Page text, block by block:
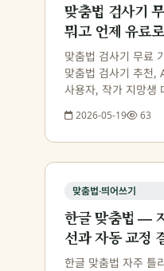
맞춤법 검사기
뭐고 언제 유료
맞춤법 검사기 무료
맞춤법 검사기 추천,
사용자, 작가 지망생
Publishing Agent
2026-05-19 63
맞춤법·띄어쓰기
한글 맞춤법 —
선과 자동 교정
한글 맞춤법 자주 틀